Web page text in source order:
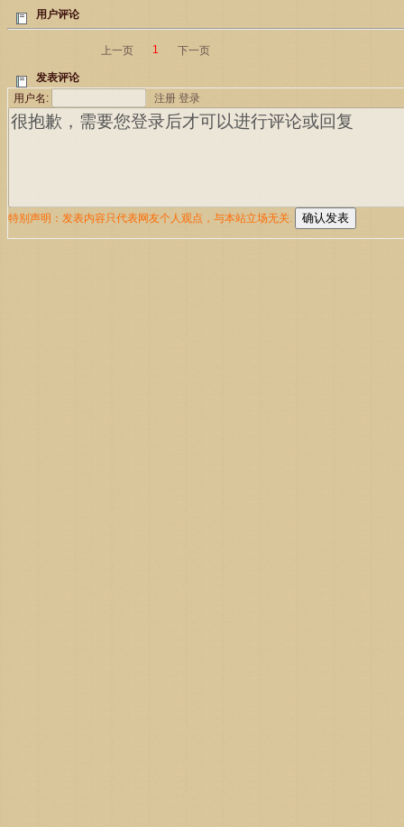
用户评论
上一页 1 下一页
发表评论
用户名:
注册 登录
特别声明：发表内容只代表网友个人观点，与本站立场无关.